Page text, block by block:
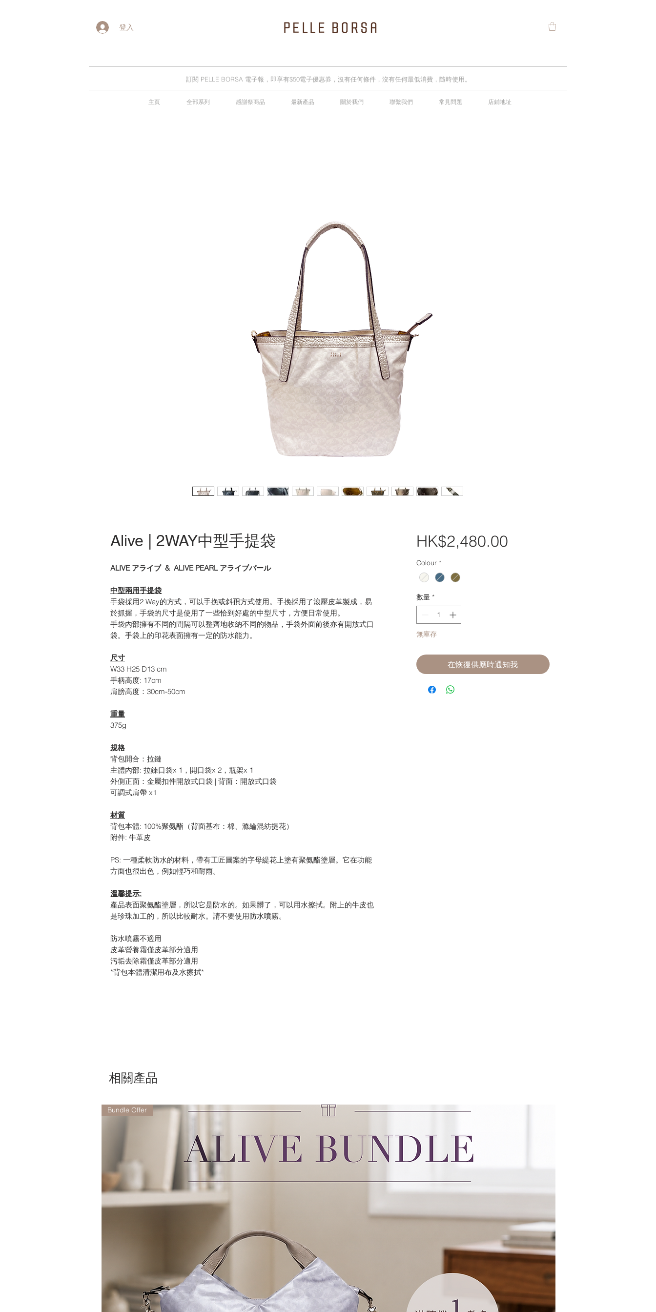
登入
訂閱 PELLE BORSA 電子報，即享有$50電子優惠券，沒有任何條件，沒有任何最低消費，隨時使用。
主頁 全部系列 感謝祭商品 最新產品 關於我們 聯繫我們 常見問題 店鋪地址
Alive | 2WAY中型手提袋
ALIVE アライブ & ALIVE PEARL アライブパール
中型兩用手提袋
手袋採用2 Way的方式，可以手挽或斜孭方式使用。手挽採用了滾壓皮革製成，易
於抓握，手袋的尺寸是使用了一些恰到好處的中型尺寸，方便日常使用。
手袋內部擁有不同的間隔可以整齊地收納不同的物品，手袋外面前後亦有開放式口
袋。手袋上的印花表面擁有一定的防水能力。
尺寸
W33 H25 D13 cm
手柄高度: 17cm
肩膀高度： 30cm-50cm
重量
375g
規格
背包開合：拉鏈
主體內部: 拉鍊口袋x 1，開口袋x 2，瓶架x 1
外側正面：金屬扣件開放式口袋 | 背面：開放式口袋
可調式肩帶 x1
材質
背包本體: 100%聚氨酯（背面基布：棉、滌綸混紡提花）
附件: 牛革皮
PS: 一種柔軟防水的材料，帶有工匠圖案的字母緹花上塗有聚氨酯塗層。 它在功能
方面也很出色，例如輕巧和耐雨。
溫馨提示:
產品表面聚氨酯塗層，所以它是防水的。如果髒了，可以用水擦拭。 附上的牛皮也
是珍珠加工的，所以比較耐水。 請不要使用防水噴霧。
防水噴霧不適用
皮革營養霜僅皮革部分適用
污垢去除霜僅皮革部分適用
*背包本體清潔用布及水擦拭*
HK$2,480.00價
Colour *
數量 *
無庫存
在恢復供應時通知我
相關產品
Bundle Offer